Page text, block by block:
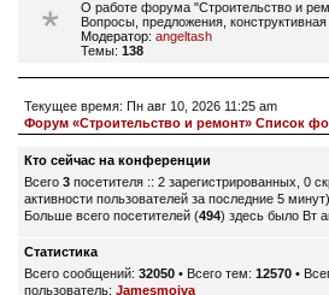
О работе форума "Строительство и
Вопросы, предложения, конструктивная
Модератор: angeltash
Темы: 138
Текущее время: Пн авг 10, 2026 11:25 am
Форум «Строительство и ремонт» Список
Кто сейчас на конференции
Всего 3 посетителя :: 2 зарегистрированных, 0
активности пользователей за последние 5 минут)
Больше всего посетителей (494) здесь было Вт
Статистика
Всего сообщений: 32050 • Всего тем: 12570 •
пользователь: Jamesmoiva